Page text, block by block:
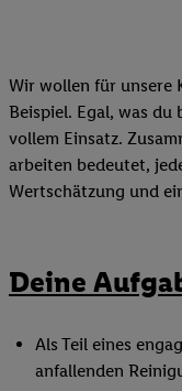
Wir wollen für unsere
Beispiel. Egal, was
vollem Einsatz.
arbeiten bedeutet,
Wertschätzung und
Deine
Als Teil eines
anfallenden